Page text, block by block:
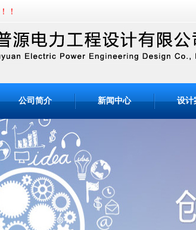
入我公司
公司简介 新闻中心 设计